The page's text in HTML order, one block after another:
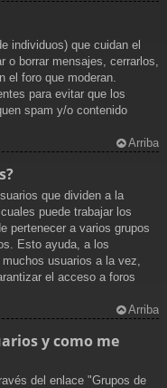
individuos) que cuidan el
o borrar mensajes, cerrarlos,
el foro que moderan.
para evitar que los
spam y/o contenido
Arriba
que dividen a la
puede trabajar los
pertenecer a varios grupos
Esto ayuda, a los
usuarios a la vez,
el acceso a foros
Arriba
y como me
del enlace "Grupos de